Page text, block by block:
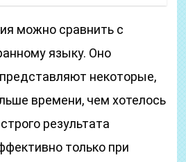
можно сравнить с
языку. Оно
некоторые,
времени, чем хотелось
результата
только при